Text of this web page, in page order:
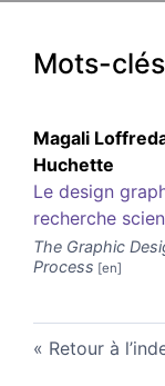
Mots-
Magali
Huchette
Le design
recherche
The Graphic
Process
Retour à